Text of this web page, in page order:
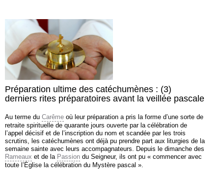
Préparation ultime des catéchumènes : (3)
derniers rites préparatoires avant la veillée pascale
Au terme du Carême où leur préparation a pris la forme d’une sorte de
retraite spirituelle de quarante jours ouverte par la célébration de
l’appel décisif et de l’inscription du nom et scandée par les trois
scrutins, les catéchumènes ont déjà pu prendre part aux liturgies de la
semaine sainte avec leurs accompagnateurs. Depuis le dimanche des
Rameaux et de la Passion du Seigneur, ils ont pu « commencer avec
toute l’Église la célébration du Mystère pascal ».